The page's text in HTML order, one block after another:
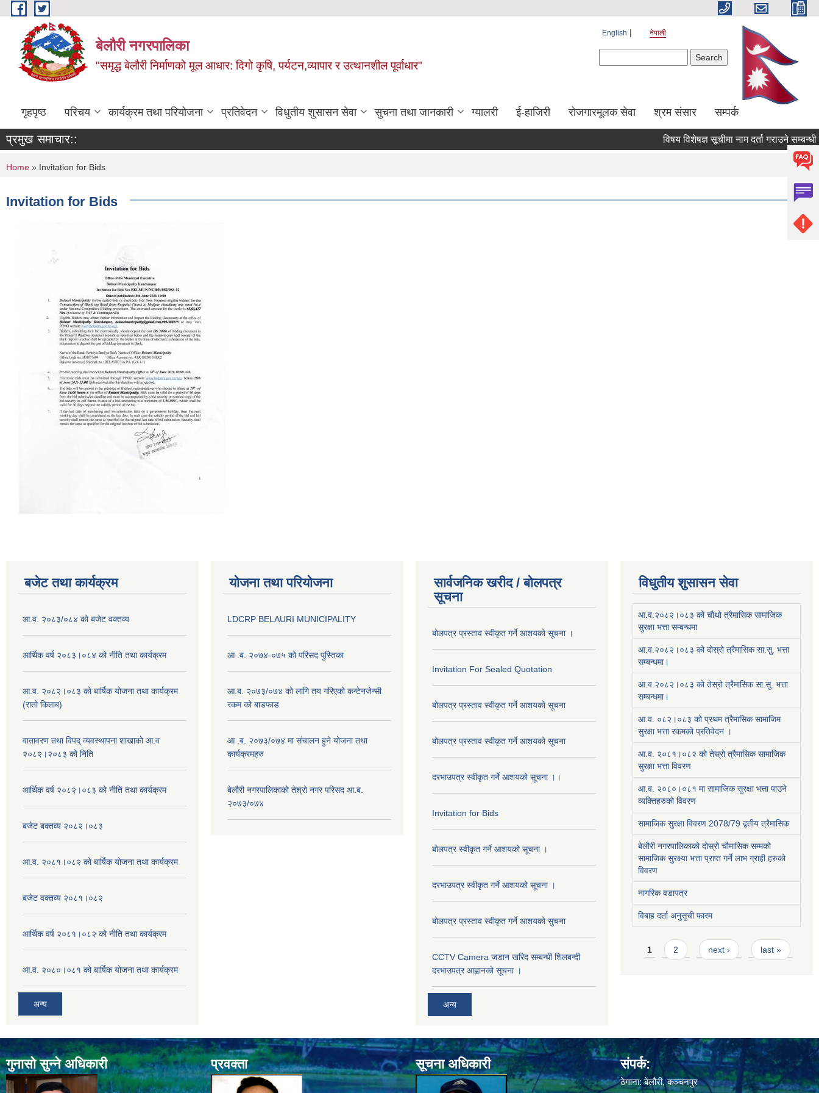
Skip to main content
बेलौरी नगरपालिका
"समृद्ध बेलौरी निर्माणको मूल आधार: दिगो कृषि, पर्यटन,व्यापार र उत्थानशील पूर्वाधार"
English नेपाली
गृहपृष्ठ परिचय कार्यक्रम तथा परियोजना प्रतिवेदन विधुतीय शुसासन सेवा सुचना तथा जानकारी ग्यालरी ई-हाजिरी रोजगारमूलक सेवा श्रम संसार सम्पर्क
प्रमुख समाचार:: विषय विशेषज्ञ सूचीमा नाम दर्ता गराउने सम्बन्धी
You are here
Home » Invitation for Bids
Invitation for Bids
बजेट तथा कार्यक्रम
आ.व. २०८३/०८४ को बजेट वक्तव्य
आर्थिक वर्ष २०८३।०८४ को नीति तथा कार्यक्रम
आ.व. २०८२।०८३ को बार्षिक योजना तथा कार्यक्रम
(रातो किताब)
वातावरण तथा विपद् व्यवस्थापना शाखाको आ.व
२०८२।२०८३ को निति
आर्थिक वर्ष २०८२।०८३ को नीति तथा कार्यक्रम
बजेट बक्तव्य २०८२।०८३
आ.व. २०८१।०८२ को बार्षिक योजना तथा कार्यक्रम
बजेट वक्तव्य २०८१।०८२
आर्थिक वर्ष २०८१।०८२ को नीति तथा कार्यक्रम
आ.व. २०८०।०८१ को बार्षिक योजना तथा कार्यक्रम
अन्य
योजना तथा परियोजना
LDCRP BELAURI MUNICIPALITY
आ .ब. २०७४-०७५ को परिसद पुस्तिका
आ.ब. २०७३/०७४ को लागि तय गरिएको कन्टेनजेन्सी
रकम को बाडफाड
आ .ब. २०७३/०७४ मा संचालन हुने योजना तथा
कार्यक्रमहरु
बेलौरी नगरपालिकाको तेश्रो नगर परिसद आ.ब.
२०७३/०७४
सार्वजनिक खरीद / बोलपत्र
सूचना
बोलपत्र प्रस्ताव स्वीकृत गर्ने आशयको सूचना ।
Invitation For Sealed Quotation
बोलपत्र प्रस्ताव स्वीकृत गर्ने आशयको सूचना
बोलपत्र प्रस्ताव स्वीकृत गर्ने आशयको सूचना
दरभाउपत्र स्वीकृत गर्ने आशयको सूचना ।।
Invitation for Bids
बोलपत्र स्वीकृत गर्ने आशयको सूचना ।
दरभाउपत्र स्वीकृत गर्ने आशयको सूचना ।
बोलपत्र प्रस्ताव स्वीकृत गर्ने आशयको सुचना
CCTV Camera जडान खरिद सम्बन्धी शिलबन्दी
दरभाउपत्र आह्वानको सूचना ।
अन्य
विधुतीय शुसासन सेवा
आ.व.२०८२।०८३ को चौथो त्रैमासिक सामाजिक
सुरक्षा भत्ता सम्बन्धमा
आ.व.२०८२।०८३ को दोस्रो त्रैमासिक सा.सु. भत्ता
सम्बन्धमा।
आ.व.२०८२।०८३ को तेस्रो त्रैमासिक सा.सु. भत्ता
सम्बन्धमा।
आ.व. ०८२।०८३ को प्रथम त्रैमासिक सामाजिम
सुरक्षा भत्ता रकमको प्रतिवेदन ।
आ.व. २०८१।०८२ को तेस्रो त्रैमासिक सामाजिक
सुरक्षा भत्ता विवरण
आ.व. २०८०।०८१ मा सामाजिक सुरक्षा भत्ता पाउने
व्यक्तिहरुको विवरण
सामाजिक सुरक्षा विवरण 2078/79 द्वतीय त्रैमासिक
बेलौरी नगरपालिकाको दोस्रो चौमासिक सम्मको
सामाजिक सुरक्ष्या भत्ता प्राप्त गर्ने लाभ ग्राही हरुको
विवरण
नागरिक वडापत्र
विबाह दर्ता अनुसुची फारम
Pages
1 2 next › last »
गुनासो सुन्ने अधिकारी प्रवक्ता सूचना अधिकारी संपर्क:
ठेगाना: बेलौरी, कञ्चनपुर